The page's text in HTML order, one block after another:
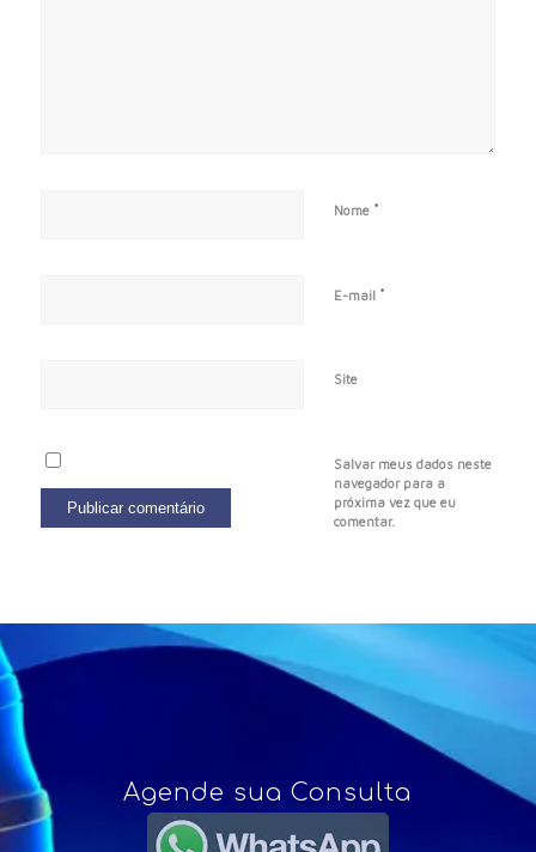
Nome *
E-mail *
Site
Salvar meus dados neste
navegador para a
próxima vez que eu
comentar.
Agende sua Consulta